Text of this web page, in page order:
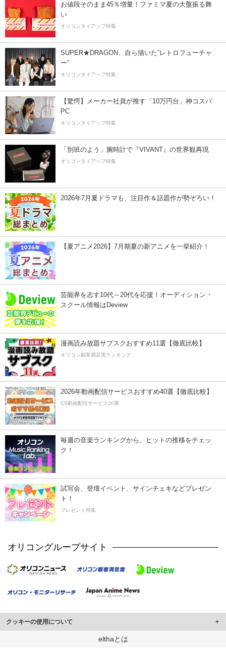
お値段そのまま45％増量！ファミマ夏の大盤振る舞
い
オリコンタイアップ特集
SUPER★DRAGON、自ら描いた”レトロフューチャ
ー”
オリコンタイアップ特集
【驚愕】メーカー社員が推す「10万円台」神コスパ
PC
オリコンタイアップ特集
「別班のよう」腕時計で『VIVANT』の世界観再現
オリコンタイアップ特集
2026年7月夏ドラマも、注目作＆話題作が勢ぞろい！
【夏アニメ2026】7月期夏の新アニメを一挙紹介！
芸能界を志す10代～20代を応援！オーディション・
スクール情報はDeview
漫画読み放題サブスクおすすめ11選【徹底比較】
オリコン顧客満足度ランキング
2026年動画配信サービスおすすめ40選【徹底比較】
CS動画配信サービス20選
毎週の音楽ランキングから、ヒットの推移をチェッ
ク！
試写会、登壇イベント、サインチェキなどプレゼン
ト！
プレゼント特集
オリコングループサイト
クッキーの使用について
このサイトでは Cookie を使用して、ユーザーに合わせたコンテンツや広告の
elthaとは